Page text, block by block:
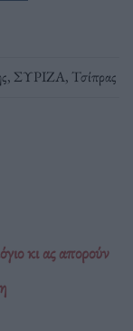
, ΣΥΡΙΖΑ, Τσίπρας
κι ας απορούν